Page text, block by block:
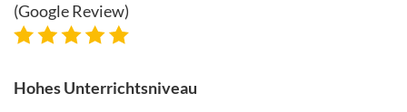
(Google Review)
Hohes Unterrichtsniveau